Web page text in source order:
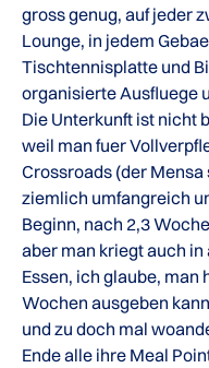
gross genug, auf jeder
Lounge, in jedem
Tischtennisplatte und
organisierte Ausfluege
Die Unterkunft ist nicht
weil man fuer
Crossroads (der Mensa
ziemlich umfangreich
Beginn, nach 2,3
aber man kriegt auch in
Essen, ich glaube, man
Wochen ausgeben
und zu doch mal
Ende alle ihre Meal